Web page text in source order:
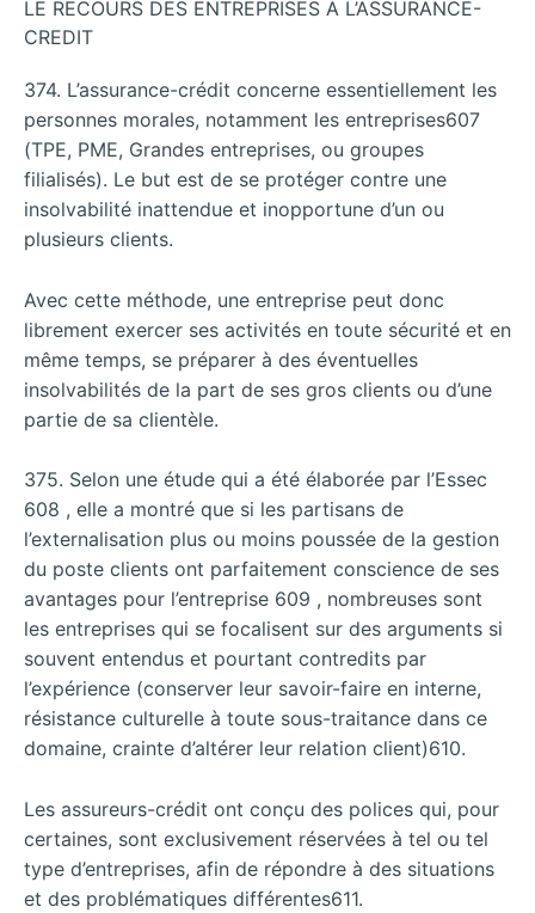
LE RECOURS DES ENTREPRISES A L’ASSURANCE-
CREDIT
374. L’assurance-crédit concerne essentiellement les
personnes morales, notamment les entreprises607
(TPE, PME, Grandes entreprises, ou groupes
filialisés). Le but est de se protéger contre une
insolvabilité inattendue et inopportune d’un ou
plusieurs clients.
Avec cette méthode, une entreprise peut donc
librement exercer ses activités en toute sécurité et en
même temps, se préparer à des éventuelles
insolvabilités de la part de ses gros clients ou d’une
partie de sa clientèle.
375. Selon une étude qui a été élaborée par l’Essec
608 , elle a montré que si les partisans de
l’externalisation plus ou moins poussée de la gestion
du poste clients ont parfaitement conscience de ses
avantages pour l’entreprise 609 , nombreuses sont
les entreprises qui se focalisent sur des arguments si
souvent entendus et pourtant contredits par
l’expérience (conserver leur savoir-faire en interne,
résistance culturelle à toute sous-traitance dans ce
domaine, crainte d’altérer leur relation client)610.
Les assureurs-crédit ont conçu des polices qui, pour
certaines, sont exclusivement réservées à tel ou tel
type d’entreprises, afin de répondre à des situations
et des problématiques différentes611.